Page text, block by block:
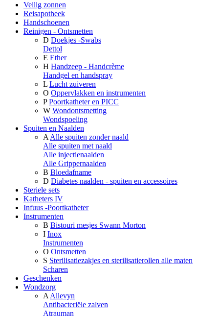
Veilig zonnen
Reisapotheek
Handschoenen
Reinigen - Ontsmetten
D Doekjes -Swabs
Dettol
E Ether
H Handzeep - Handcrème
Handgel en handspray
L Lucht zuiveren
O Oppervlakken en instrumenten
P Poortkatheter en PICC
W Wondontsmetting
Wondspoeling
Spuiten en Naalden
A Alle spuiten zonder naald
Alle spuiten met naald
Alle injectienaalden
Alle Grippernaalden
B Bloedafname
D Diabetes naalden - spuiten en accessoires
Steriele sets
Katheters IV
Infuus -Poortkatheter
Instrumenten
B Bistouri mesjes Swann Morton
I Inox
Instrumenten
O Ontsmetten
S Sterilisatiezakjes en sterilisatierollen alle maten
Scharen
Geschenken
Wondzorg
A Allevyn
Antibacteriële zalven
Atrauman